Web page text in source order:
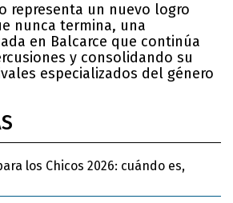
representa un nuevo logro
nunca termina, una
en Balcarce que continúa
y consolidando su
especializados del género
los Chicos 2026: cuándo es,